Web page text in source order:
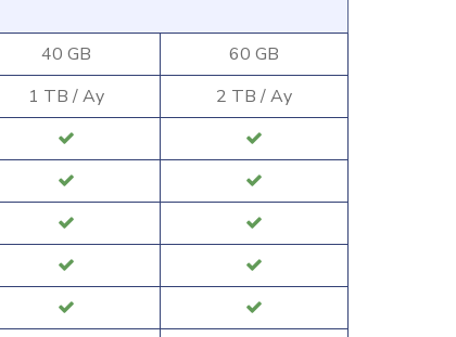
40 GB
1 TB / Ay
60 GB
2 TB / Ay